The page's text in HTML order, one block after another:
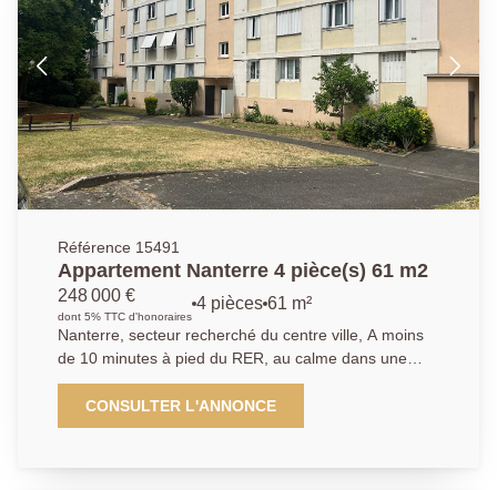
complètent cette offre. Ses atouts : Métro Ligne 15,
RER Nanterre Ville à 12 min, et le marché, les écoles
et commerces à 5 min. Contactez nous :
01.40.97.07.07 AP/LT.
Référence 15491
Appartement Nanterre 4 pièce(s) 61 m2
248 000 €
dont 5% TTC d'honoraires
4 pièces 61 m²
Nanterre, secteur recherché du centre ville, A moins
de 10 minutes à pied du RER, au calme dans une
résidence familiale avec gardien des années 1958 et
bien entretenue, nous vous proposons un
appartement 3/4 pièces de 61 m². L'appartement est
CONSULTER L'ANNONCE